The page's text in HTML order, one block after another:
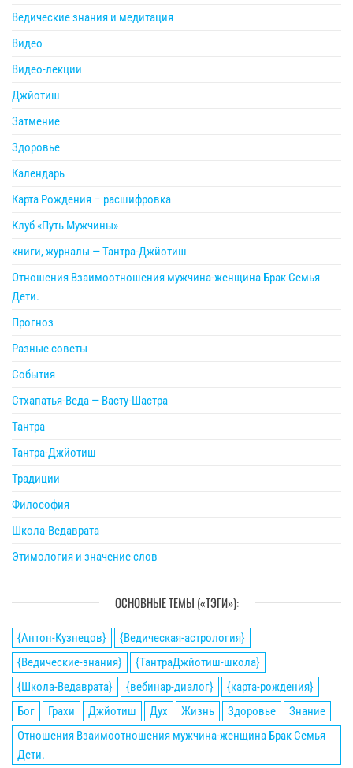
Ведические знания и медитация
Видео
Видео-лекции
Джйотиш
Затмение
Здоровье
Календарь
Карта Рождения – расшифровка
Клуб «Путь Мужчины»
книги, журналы — Тантра-Джйотиш
Отношения Взаимоотношения мужчина-женщина Брак Семья
Дети.
Прогноз
Разные советы
События
Стхапатья-Веда — Васту-Шастра
Тантра
Тантра-Джйотиш
Традиции
Философия
Школа-Ведаврата
Этимология и значение слов
ОСНОВНЫЕ ТЕМЫ («ТЭГИ»):
{Антон-Кузнецов}
{Ведическая-астрология}
{Ведические-знания}
{ТантраДжйотиш-школа}
{Школа-Ведаврата}
{вебинар-диалог}
{карта-рождения}
Бог
Грахи Джйотиш Дух Жизнь Здоровье
Знание
Отношения Взаимоотношения мужчина-женщина Брак Семья
Дети.